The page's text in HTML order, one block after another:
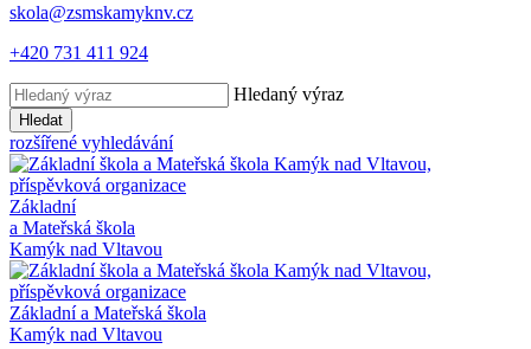
skola@zsmskamyknv.cz
+420 731 411 924
Hledaný výraz
Hledat
rozšířené vyhledávání
Základní
a Mateřská škola
Kamýk nad Vltavou
Základní a Mateřská škola
Kamýk nad Vltavou